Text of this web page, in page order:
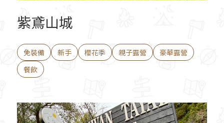
紫鳶山城
免裝備 新手 櫻花季 親子露營
豪華露營
餐飲